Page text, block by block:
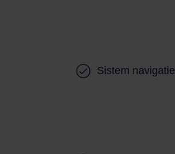
Sistem navigatie